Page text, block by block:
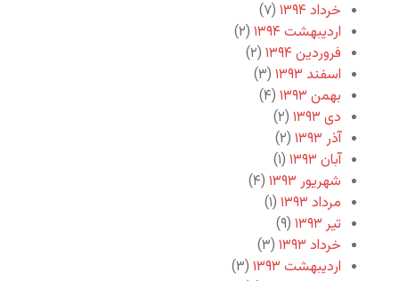
خرداد ۱۳۹۴
(۷)
اردیبهشت ۱۳۹۴
(۲)
فروردین ۱۳۹۴
(۲)
اسفند ۱۳۹۳
(۳)
بهمن ۱۳۹۳
(۴)
دی ۱۳۹۳
(۲)
آذر ۱۳۹۳
(۲)
آبان ۱۳۹۳
(۱)
شهریور ۱۳۹۳
(۴)
مرداد ۱۳۹۳
(۱)
تیر ۱۳۹۳
(۹)
خرداد ۱۳۹۳
(۳)
اردیبهشت ۱۳۹۳
(۳)